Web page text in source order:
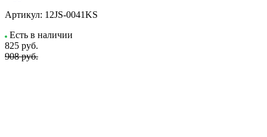
Артикул: 12JS-0041KS
Есть в наличии
825 руб.
908 руб.